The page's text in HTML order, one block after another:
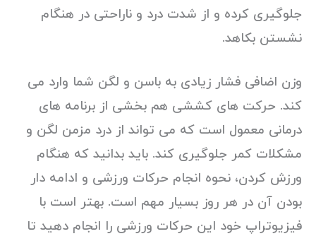
جلوگیری کرده و از شدت درد و ناراحتی در هنگام
نشستن بکاهد.
وزن اضافی فشار زیادی به باسن و لگن شما وارد می
کند. حرکت های کششی هم بخشی از برنامه های
درمانی معمول است که می تواند از درد مزمن لگن و
مشکلات کمر جلوگیری کند. باید بدانید که هنگام
ورزش کردن، نحوه انجام حرکات ورزشی و ادامه دار
بودن آن در هر روز بسیار مهم است. بهتر است با
فیزیوتراپ خود این حرکات ورزشی را انجام دهید تا